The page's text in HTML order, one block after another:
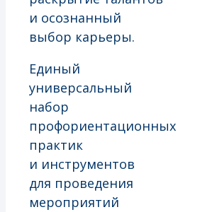
и осознанный
выбор карьеры.
Единый
универсальный
набор
профориентационных
практик
и инструментов
для проведения
мероприятий